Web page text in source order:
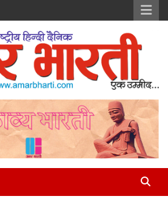
Media Group